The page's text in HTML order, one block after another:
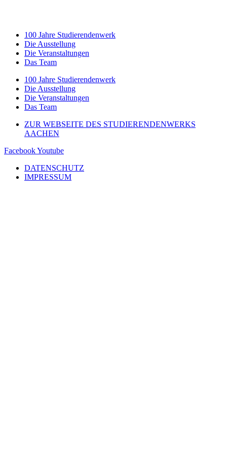
100 Jahre Studierendenwerk
Die Ausstellung
Die Veranstaltungen
Das Team
100 Jahre Studierendenwerk
Die Ausstellung
Die Veranstaltungen
Das Team
ZUR WEBSEITE DES STUDIERENDENWERKS
AACHEN
FacebookYoutube
DATENSCHUTZ
IMPRESSUM